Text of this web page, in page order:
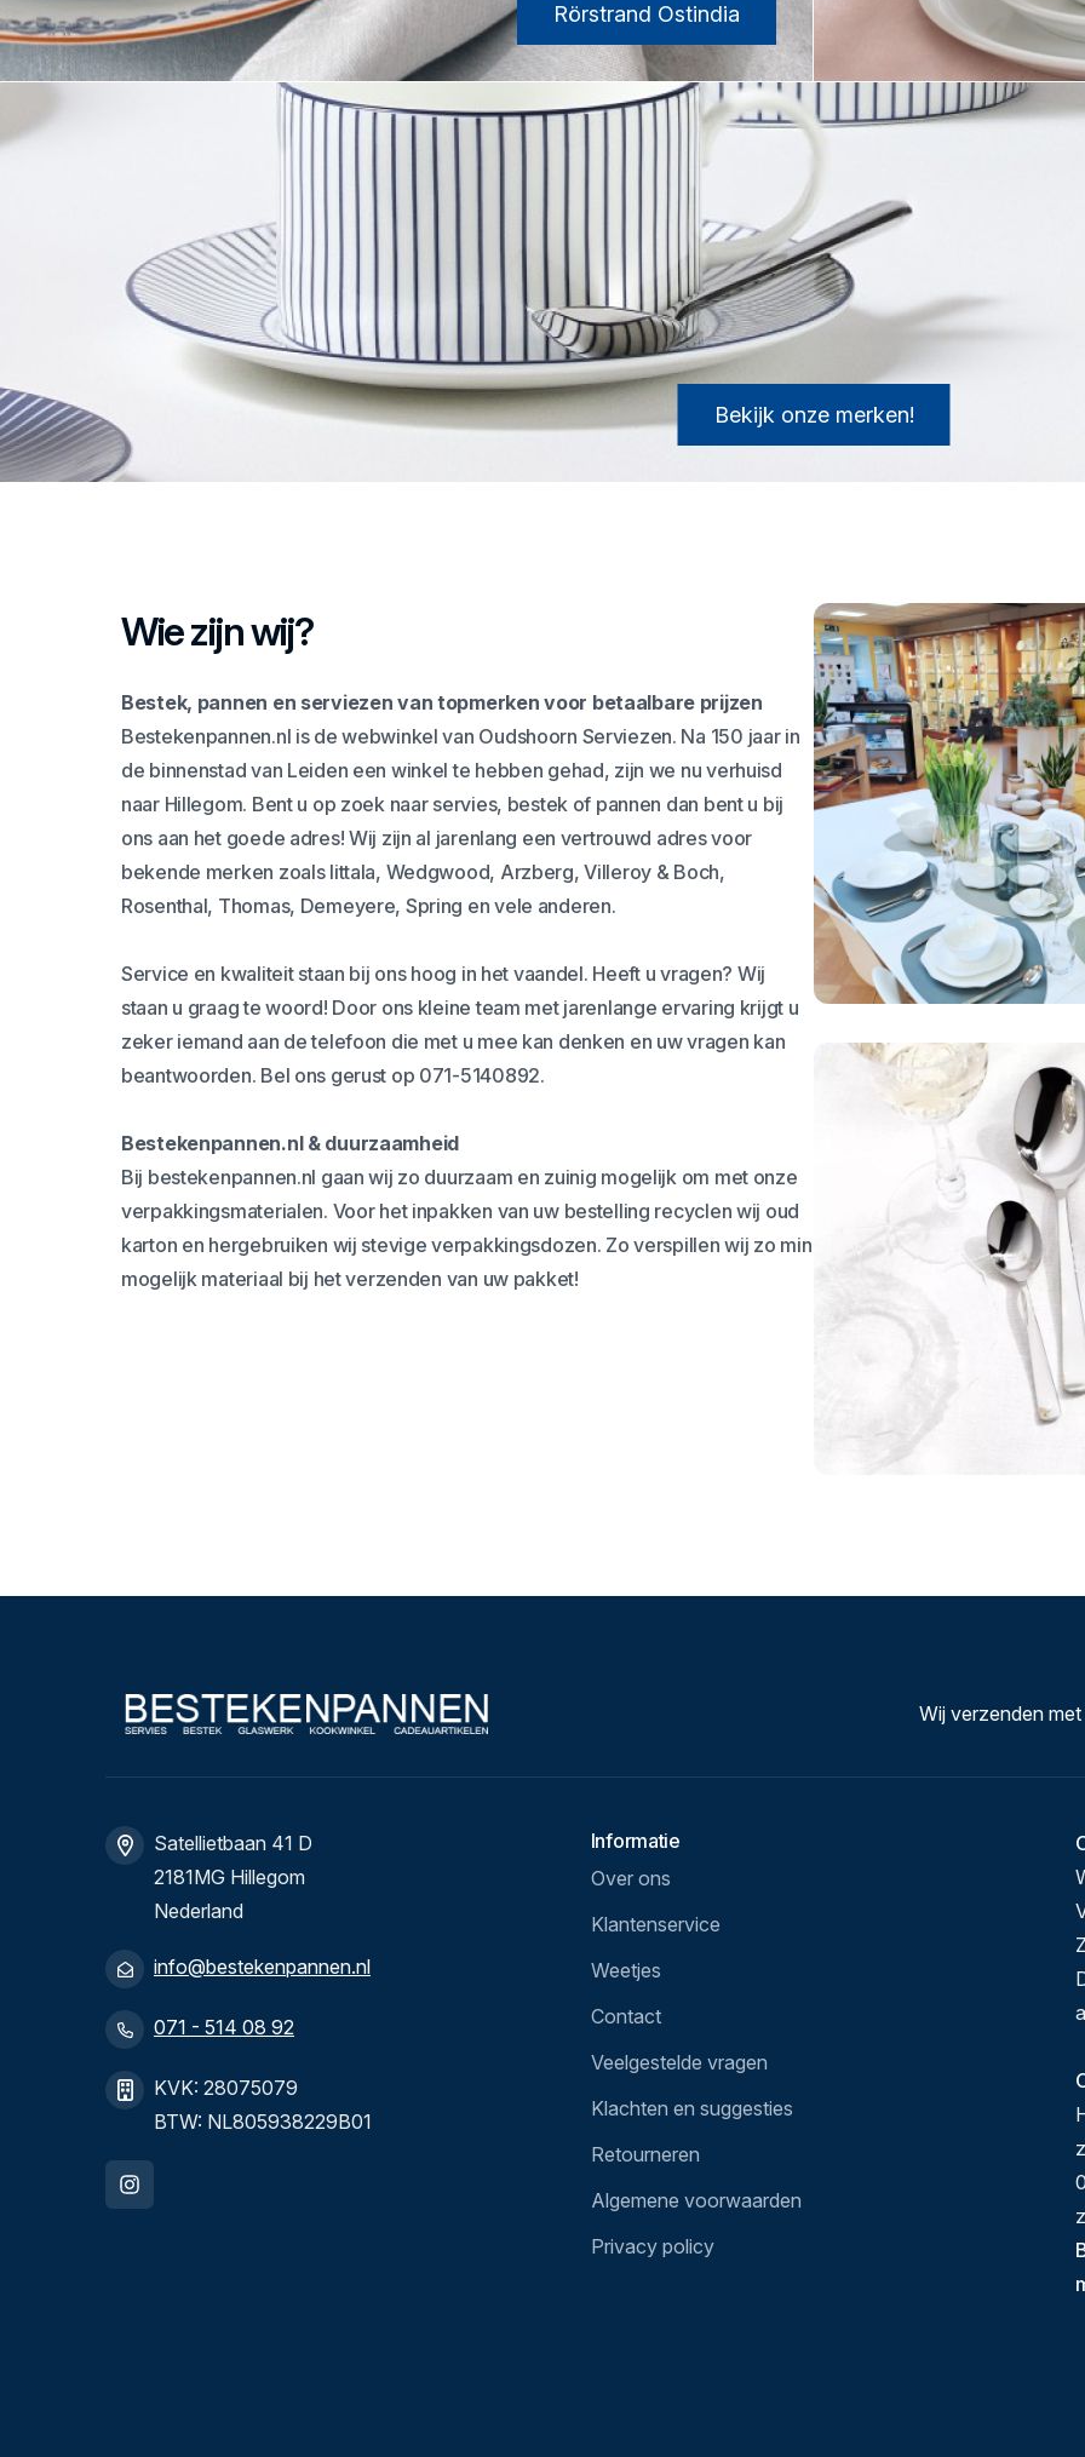
Rörstrand Ostindia
Bekijk onze merken!
Wie zijn wij?
Bestek, pannen en serviezen van topmerken voor betaalbare prijzen
Bestekenpannen.nl is de webwinkel van Oudshoorn Serviezen. Na 150 jaar in
de binnenstad van Leiden een winkel te hebben gehad, zijn we nu verhuisd
naar Hillegom. Bent u op zoek naar servies, bestek of pannen dan bent u bij
ons aan het goede adres! Wij zijn al jarenlang een vertrouwd adres voor
bekende merken zoals Iittala, Wedgwood, Arzberg, Villeroy & Boch,
Rosenthal, Thomas, Demeyere, Spring en vele anderen.
Service en kwaliteit staan bij ons hoog in het vaandel. Heeft u vragen? Wij
staan u graag te woord! Door ons kleine team met jarenlange ervaring krijgt u
zeker iemand aan de telefoon die met u mee kan denken en uw vragen kan
beantwoorden. Bel ons gerust op 071-5140892.
Bestekenpannen.nl & duurzaamheid
Bij bestekenpannen.nl gaan wij zo duurzaam en zuinig mogelijk om met onze
verpakkingsmaterialen. Voor het inpakken van uw bestelling recyclen wij oud
karton en hergebruiken wij stevige verpakkingsdozen. Zo verspillen wij zo min
mogelijk materiaal bij het verzenden van uw pakket!
Wij verzenden met
Satellietbaan 41 D
2181MG Hillegom
Nederland
info@bestekenpannen.nl
071 - 514 08 92
KVK: 28075079
BTW: NL805938229B01
Informatie
Over ons
Klantenservice
Weetjes
Contact
Veelgestelde vragen
Klachten en suggesties
Retourneren
Algemene voorwaarden
Privacy policy